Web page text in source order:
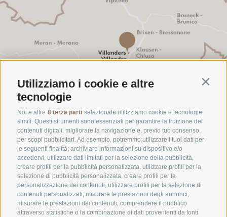
Utilizziamo i cookie e altre
tecnologie
Noi e altre 8 terze parti selezionate utilizziamo cookie e tecnologie
simili. Questi strumenti sono essenziali per garantire la fruizione dei
contenuti digitali, migliorare la navigazione e, previo tuo consenso,
per scopi pubblicitari. Ad esempio, potremmo utilizzare i tuoi dati per
le seguenti finalità: archiviare informazioni su dispositivo e/o
accedervi, utilizzare dati limitati per la selezione della pubblicità,
creare profili per la pubblicità personalizzata, utilizzare profili per la
selezione di pubblicità personalizzata, creare profili per la
personalizzazione dei contenuti, utilizzare profili per la selezione di
contenuti personalizzati, misurare le prestazioni degli annunci,
misurare le prestazioni dei contenuti, comprendere il pubblico
attraverso statistiche o la combinazione di dati provenienti da fonti
FOTO & VIDEO
METEO
WEBCAM
BUONI